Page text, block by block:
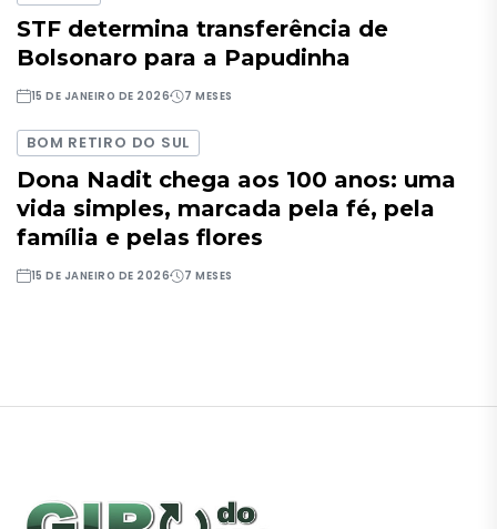
STF determina transferência de
Bolsonaro para a Papudinha
15 DE JANEIRO DE 2026 7 MESES
BOM RETIRO DO SUL
Dona Nadit chega aos 100 anos: uma
vida simples, marcada pela fé, pela
família e pelas flores
15 DE JANEIRO DE 2026 7 MESES